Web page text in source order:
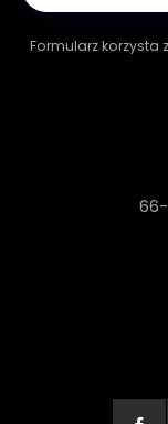
Formularz korzysta
66-